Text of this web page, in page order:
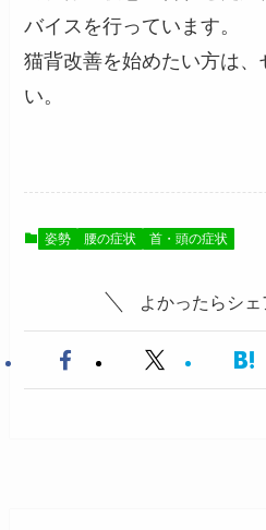
バイスを行っています。
猫背改善を始めたい方は、
い。
姿勢 腰の症状 首・頭の症状
よかったらシェ